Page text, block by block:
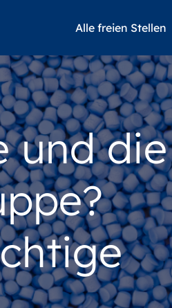
Alle freien Stellen
und die